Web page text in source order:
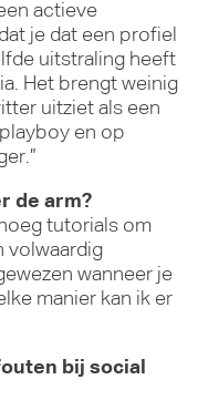
actieve
je dat een profiel
uitstraling heeft
Het brengt weinig
uitziet als een
en op
de arm?
tutorials om
volwaardig
wanneer je
manier kan ik er
bij social